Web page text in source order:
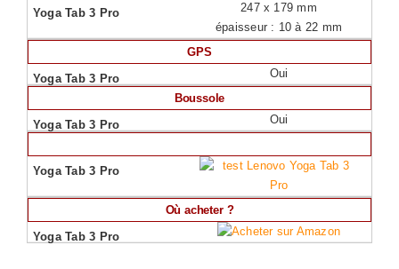
247 x 179 mm
épaisseur : 10 à 22 mm
GPS
Oui
Boussole
Oui
Où acheter ?